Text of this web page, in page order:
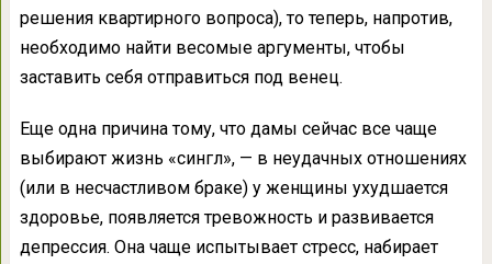
решения квартирного вопроса), то теперь, напротив,
необходимо найти весомые аргументы, чтобы
заставить себя отправиться под венец.
Еще одна причина тому, что дамы сейчас все чаще
выбирают жизнь «сингл», — в неудачных отношениях
(или в несчастливом браке) у женщины ухудшается
здоровье, появляется тревожность и развивается
депрессия. Она чаще испытывает стресс, набирает